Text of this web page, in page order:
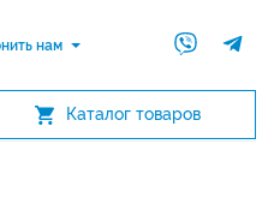
нам
Каталог товаров